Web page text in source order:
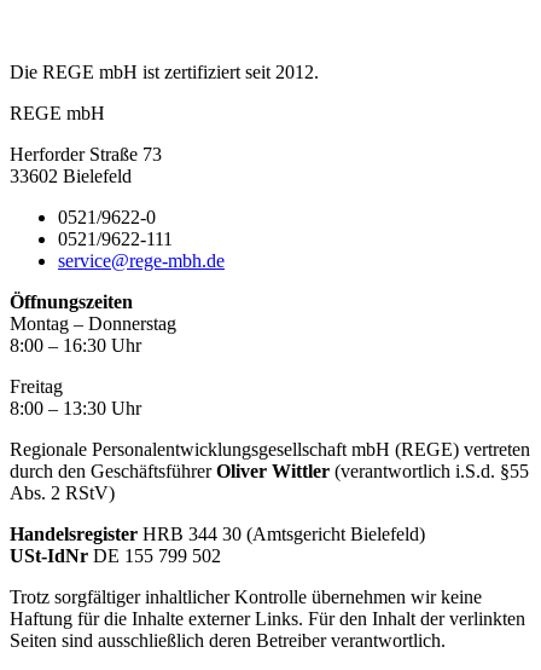
Die REGE mbH ist zertifiziert seit 2012.
REGE mbH
Herforder Straße 73
33602 Bielefeld
0521/9622-0
0521/9622-111
service@rege-mbh.de
Öffnungszeiten
Montag – Donnerstag
8:00 – 16:30 Uhr
Freitag
8:00 – 13:30 Uhr
Regionale Personalentwicklungsgesellschaft mbH (REGE) vertreten
durch den GeschäftsführerOliver Wittler (verantwortlich i.S.d. §55
Abs. 2 RStV)
Handelsregister HRB 344 30 (Amtsgericht Bielefeld)
USt-IdNr DE 155 799 502
Trotz sorgfältiger inhaltlicher Kontrolle übernehmen wir keine
Haftung für die Inhalte externer Links. Für den Inhalt der verlinkten
Seiten sind ausschließlich deren Betreiber verantwortlich.